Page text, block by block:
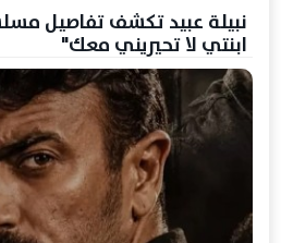
نبيلة عبيد تكشف تفاصيل
ابنتي لا تحيريني معك"